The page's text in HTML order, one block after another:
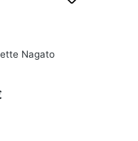
Nagato
Preis: